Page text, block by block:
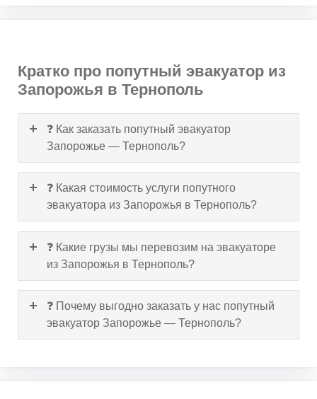
Кратко про попутный эвакуатор из
Запорожья в Тернополь
❓ Как заказать попутный эвакуатор
Запорожье — Тернополь?
❓ Какая стоимость услуги попутного
эвакуатора из Запорожья в Тернополь?
❓ Какие грузы мы перевозим на эвакуаторе
из Запорожья в Тернополь?
❓ Почему выгодно заказать у нас попутный
эвакуатор Запорожье — Тернополь?